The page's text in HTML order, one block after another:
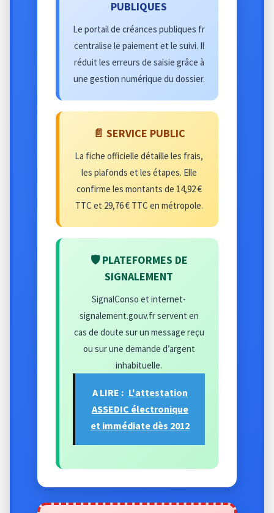
PUBLIQUES
Le portail de créances publiques fr
centralise le paiement et le suivi. Il
réduit les erreurs de saisie grâce à
une gestion numérique du dossier.
📄 SERVICE PUBLIC
La fiche officielle détaille les frais,
les plafonds et les étapes. Elle
confirme les montants de 14,92 €
TTC et 29,76 € TTC en métropole.
🛡️ PLATEFORMES DE
SIGNALEMENT
SignalConso et internet-
signalement.gouv.fr servent en
cas de doute sur un message reçu
ou sur une demande d’argent
inhabituelle.
A LIRE : L'attestation
ASSEDIC électronique
et immédiate dès 2012